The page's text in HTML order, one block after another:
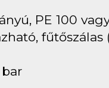
PE 100
fűtőszálas